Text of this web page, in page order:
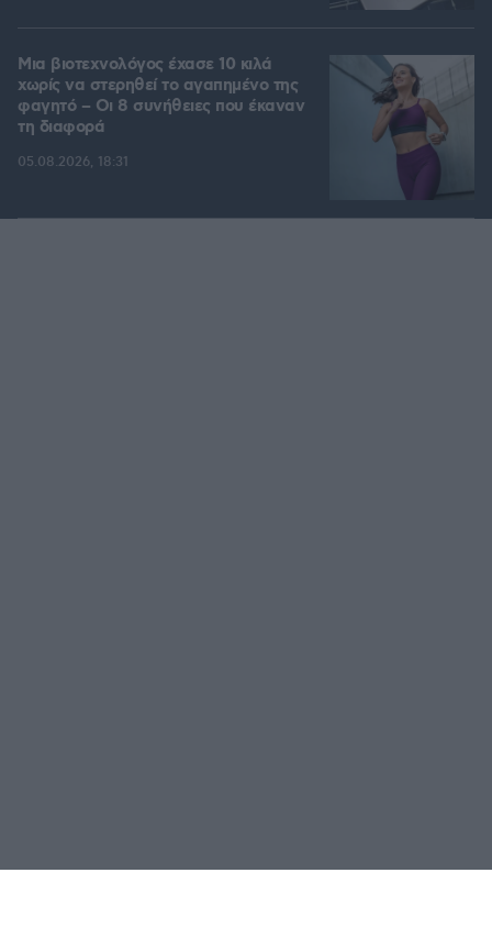
Μια βιοτεχνολόγος έχασε 10 κιλά
χωρίς να στερηθεί το αγαπημένο της
φαγητό – Οι 8 συνήθειες που έκαναν
τη διαφορά
05.08.2026, 18:31